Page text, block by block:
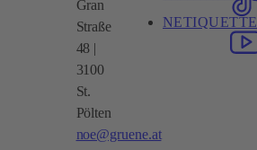
Gran
Straße
48 |
3100
St.
Pölten
noe@gruene.at
NETIQUETTE